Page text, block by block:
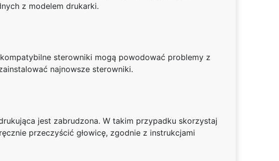
z modelem drukarki.
sterowniki mogą powodować problemy z
najnowsze sterowniki.
jest zabrudzona. W takim przypadku skorzystaj
przeczyścić głowicę, zgodnie z instrukcjami